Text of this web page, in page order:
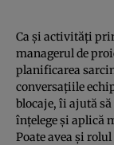
Ca și activități
managerul de
planificarea
conversațiile
blocaje, îi ajută
înțelege și aplică
Poate avea și